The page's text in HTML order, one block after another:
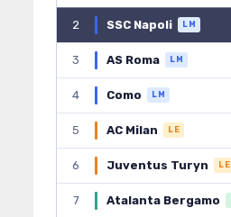
2 SSC Napoli LM
3 AS Roma LM
4 Como LM
5 AC Milan LE
6 Juventus Turyn LE
7 Atalanta Bergamo